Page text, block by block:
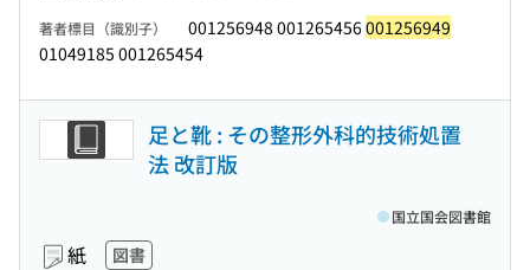
著者標目（識別子） 001256948 001265456001256949
01049185 001265454
足と靴 : その整形外科的技術処置
法 改訂版
紙 図書
国立国会図書館